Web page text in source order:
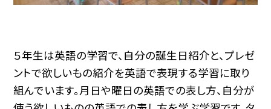
５年生は英語の学習で、自分の誕生日紹介と、プレゼ
ントで欲しいもの紹介を英語で表現する学習に取り
組んでいます。月日や曜日の英語での表し方、自分が